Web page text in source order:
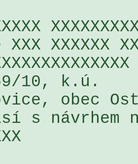
XXXXXX
10, k.ú.
obec
s návrhem